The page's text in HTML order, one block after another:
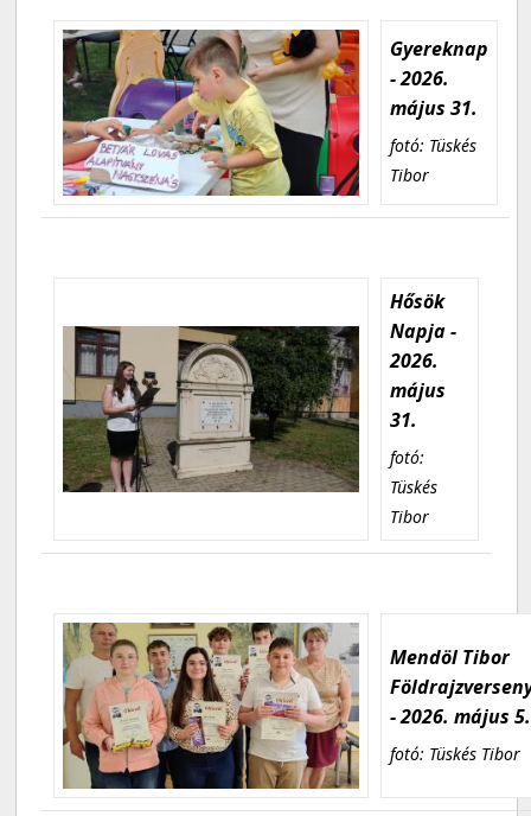
Gyereknap
- 2026.
május 31.
fotó: Tüskés
Tibor
Hősök
Napja -
2026.
május
31.
fotó:
Tüskés
Tibor
Mendöl Tibor
- 2026. május 5.
fotó: Tüskés Tibor